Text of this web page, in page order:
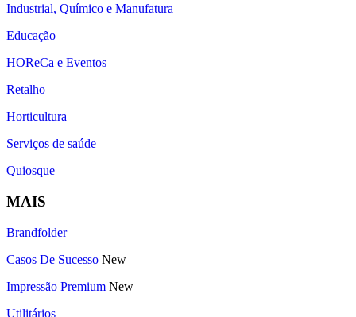
Industrial, Químico e Manufatura
Educação
HOReCa e Eventos
Retalho
Horticultura
Serviços de saúde
Quiosque
MAIS
Brandfolder
Casos De Sucesso New
Impressão Premium New
Utilitários